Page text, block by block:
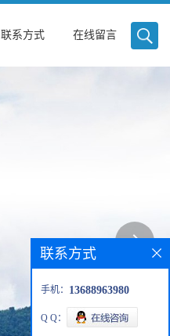
联系方式 在线留言
联系方式
手机： 13688963980
Q Q：